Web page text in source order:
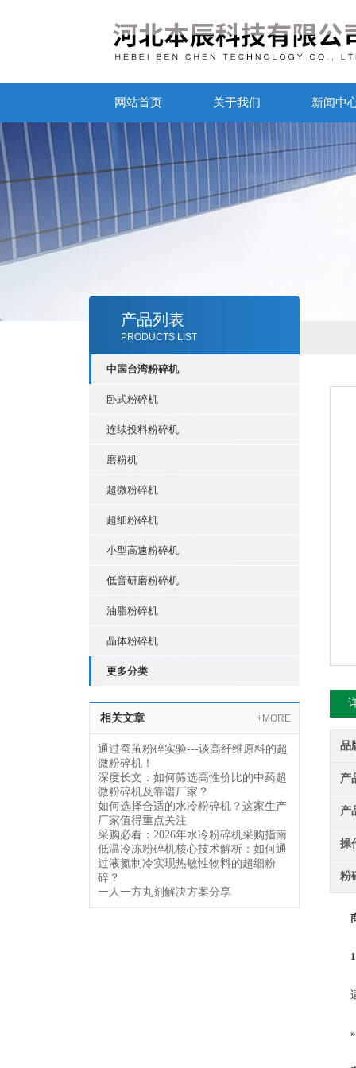
网站首页 关于我们 新闻中
产品列表
PRODUCTS LIST
中国台湾粉碎机
卧式粉碎机
连续投料粉碎机
磨粉机
超微粉碎机
超细粉碎机
小型高速粉碎机
低音研磨粉碎机
油脂粉碎机
晶体粉碎机
更多分类
相关文章 +MORE
通过蚕茧粉碎实验---谈高纤维原料的超
微粉碎机！
深度长文：如何筛选高性价比的中药超
微粉碎机及靠谱厂家？
如何选择合适的水冷粉碎机？这家生产
厂家值得重点关注
采购必看：2026年水冷粉碎机采购指南
低温冷冻粉碎机核心技术解析：如何通
过液氮制冷实现热敏性物料的超细粉
碎？
一人一方丸剂解决方案分享
品
产
产
操
粉
适